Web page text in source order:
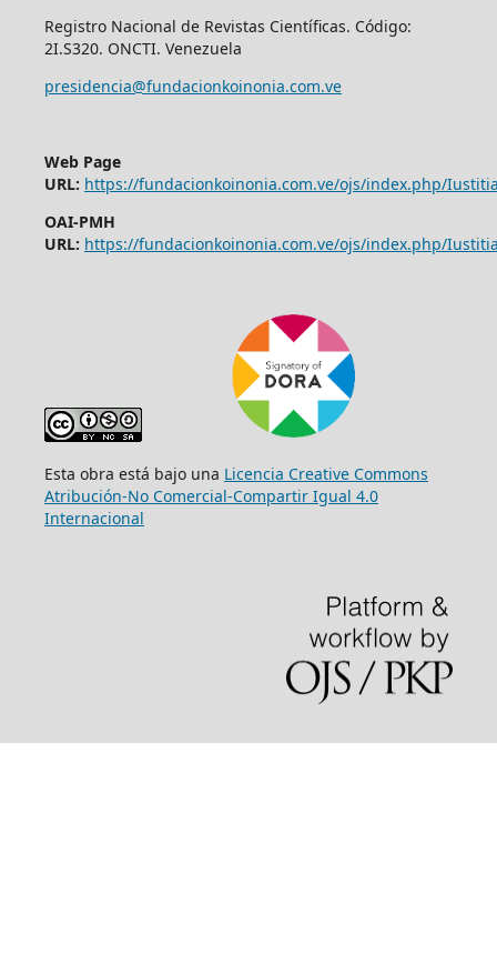
Registro Nacional de Revistas Científicas. Código:
2I.S320. ONCTI. Venezuela
presidencia@fundacionkoinonia.com.ve
Web Page
URL: https://fundacionkoinonia.com.ve/ojs/index.php/
OAI-PMH
URL: https://fundacionkoinonia.com.ve/ojs/index.php/
Esta obra está bajo una Licencia Creative Commons
Atribución-No Comercial-Compartir Igual 4.0
Internacional